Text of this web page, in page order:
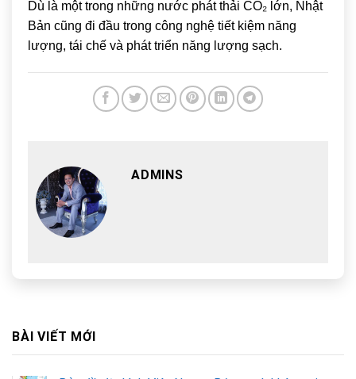
Dù là một trong những nước phát thải CO₂ lớn, Nhật
Bản cũng đi đầu trong công nghệ tiết kiệm năng
lượng, tái chế và phát triển năng lượng sạch.
ADMINS
BÀI VIẾT MỚI